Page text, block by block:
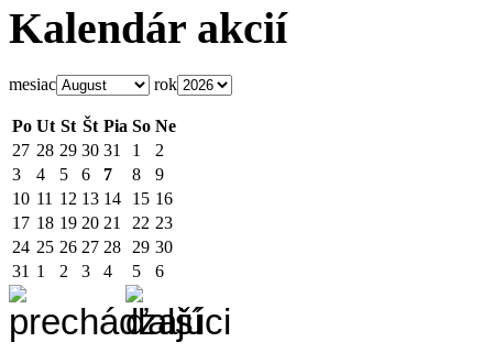
Kalendár akcií
mesiac rok
Po Ut St Št Pia So Ne
27 28 29 30 31 1
2
3
4 5 6 7 8
9
10 11 12 13 14 15 16
17 18 19 20 21 22 23
24 25 26 27 28 29 30
31 1 2 3 4 5 6